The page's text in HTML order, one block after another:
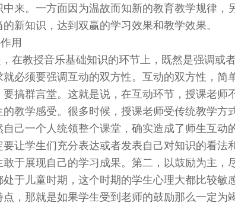
来。一方面因为温故而知新的教育教学规律，
新知识，达到双赢的学习效果和教学效果。
用
在教授音乐基础知识的环节上，既然是强调或
必须要强调互动的双方性。互动的双方性，简
搞群言堂。这就是说，在互动环节，授课老师
教学感受。很多时候，授课老师受传统教学方
己一个人统领整个课堂，确实造成了师生互动
让学生们充分表达或者发表自己对知识的看法
于展现自己的学习成果。第二，以鼓励为主，
于儿童时期，这个时期的学生心理大都比较敏
，那就是如果学生受到老师的鼓励那么一定为